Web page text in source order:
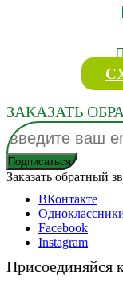
ЗАКАЗАТЬ
Заказать обратный
ВКонтакте
Facebook
Instagram
Присоединяйся